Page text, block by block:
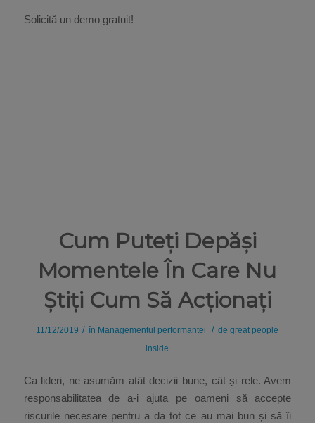
Solicită un demo gratuit!
Cum Puteți Depăși
Momentele În Care Nu
Știți Cum Să Acționați
11/12/2019 / în Managementul performantei / degreat people
inside
Ca lideri, ne asumăm atât decizii bune, cât și rele. Avem
responsabilitatea de a-i ajuta pe oameni să accepte
riscurile necesare pentru a da tot ce au mai bun și să îi